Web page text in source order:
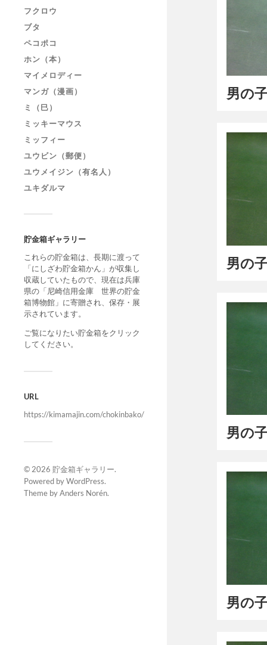
フクロウ
ブタ
ペコポコ
ホン（本）
マイメロディー
マンガ（漫画）
ミ（巳）
ミッキーマウス
ミッフィー
ユウビン（郵便）
ユウメイジン（有名人）
ユキダルマ
貯金箱ギャラリー
これらの貯金箱は、長期に渡って
「にしざわ貯金箱かん」が収集し
収蔵していたもので、現在は兵庫
県の「尼崎信用金庫 世界の貯金
箱博物館」に寄贈され、保存・展
示されています。
ご覧になりたい貯金箱をクリック
してください。
URL
https://kimamajin.com/chokinbako/
© 2026 貯金箱ギャラリー.
Powered byWordPress.
Theme byAnders Norén.
男の
男の
男の
男の